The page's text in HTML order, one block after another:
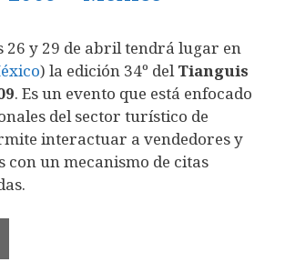
26 y 29 de abril tendrá lugar en
) la edición 34º del Tianguis
. Es un evento que está enfocado
del sector turístico de
interactuar a vendedores y
con un mecanismo de citas